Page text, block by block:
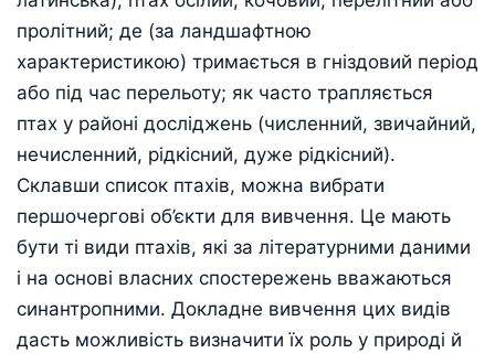
пролітний; де (за ландшафтною
характеристикою) тримається в гніздовий період
або під час перельоту; як часто трапляється
птах у районі досліджень (численний, звичайний,
нечисленний, рідкісний, дуже рідкісний).
Склавши список птахів, можна вибрати
першочергові об’єкти для вивчення. Це мають
бути ті види птахів, які за літературними даними
і на основі власних спостережень вважаються
синантропними. Докладне вивчення цих видів
дасть можливість визначити їх роль у природі й